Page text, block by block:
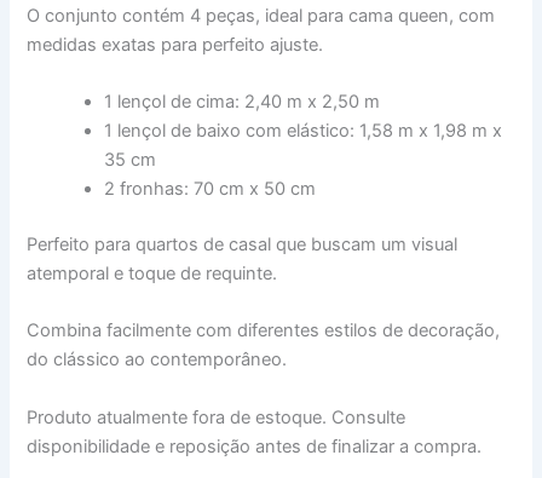
O conjunto contém 4 peças, ideal para cama queen, com
medidas exatas para perfeito ajuste.
1 lençol de cima: 2,40 m x 2,50 m
1 lençol de baixo com elástico: 1,58 m x 1,98 m x
35 cm
2 fronhas: 70 cm x 50 cm
Perfeito para quartos de casal que buscam um visual
atemporal e toque de requinte.
Combina facilmente com diferentes estilos de decoração,
do clássico ao contemporâneo.
Produto atualmente fora de estoque. Consulte
disponibilidade e reposição antes de finalizar a compra.